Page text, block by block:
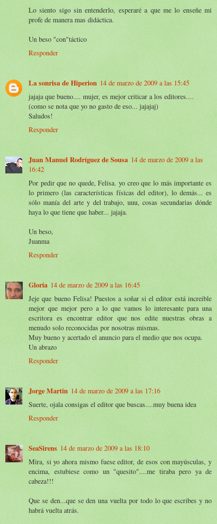
Lo siento sigo sin entenderlo, esperaré a que me lo enseñe mi
profe de manera mas didáctica.
Un beso "con"táctico
Responder
La sonrisa de Hiperion 14 de marzo de 2009 a las 15:45
jajaja que bueno.... mujer, es mejor criticar a los editores....
(como se nota que yo no gasto de eso... jajajaj)
Saludos!
Responder
Juan Manuel Rodríguez de Sousa 14 de marzo de 2009 a las
16:42
Por pedir que no quede, Felisa. yo creo que lo más importante es
lo primero (las características físicas del editor), lo demás... es
sólo manía del arte y del trabajo, uuu, cosas secundarias dónde
haya lo que tiene que haber... jajaja.
Un beso,
Juanma
Responder
Gloria 14 de marzo de 2009 a las 16:45
Jeje que bueno Felisa! Puestos a soñar si el editor está increible
mejor que mejor pero a lo que vamos lo interesante para una
escritora es encontrar editor que nos edite nuestras obras a
menudo solo reconocidas por nosotras mismas.
Muy bueno y acertado el anuncio para el medio que nos ocupa.
Un abrazo
Responder
Jorge Martin 14 de marzo de 2009 a las 17:16
Suerte, ojala consigas el editor que buscas....muy buena idea
Responder
SeaSirens 14 de marzo de 2009 a las 18:10
Mira, si yo ahora mismo fuese editor, de esos con mayúsculas, y
encima, estubiese como un "quesito"....me tiraba pero ya de
cabeza!!!
Que se den...que se den una vuelta por todo lo que escribes y no
habrá vuelta atrás.